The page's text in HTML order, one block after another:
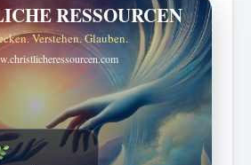
RESSOURCEN
Verstehen. Glauben.